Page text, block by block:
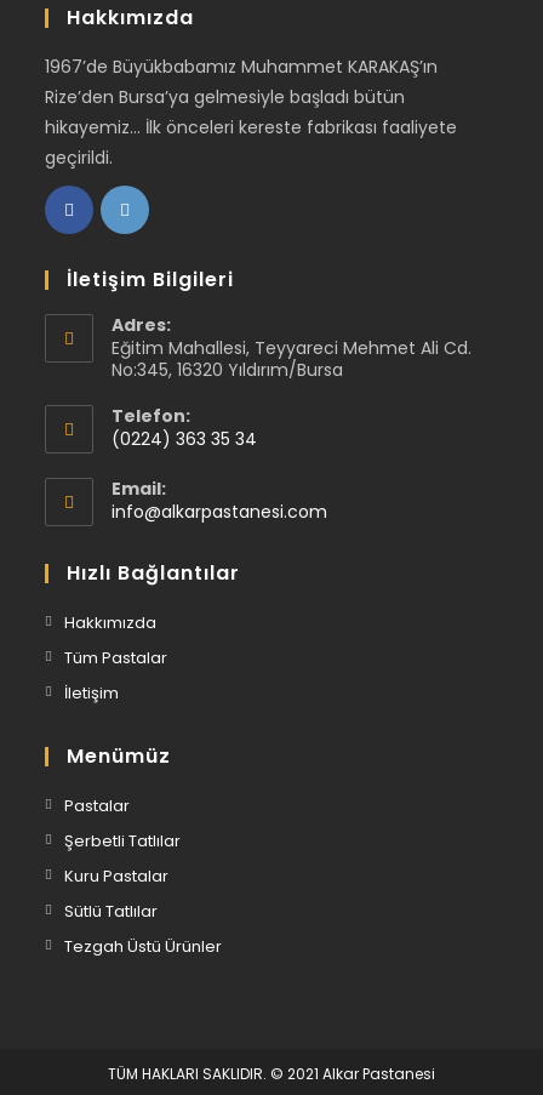
Hakkımızda
1967’de Büyükbabamız Muhammet KARAKAŞ’ın
Rize’den Bursa’ya gelmesiyle başladı bütün
hikayemiz… İlk önceleri kereste fabrikası faaliyete
geçirildi.
İletişim Bilgileri
Adres:
Eğitim Mahallesi, Teyyareci Mehmet Ali Cd.
No:345, 16320 Yıldırım/Bursa
Telefon:
(0224) 363 35 34
Email:
info@alkarpastanesi.com
Hızlı Bağlantılar
Hakkımızda
Tüm Pastalar
İletişim
Menümüz
Pastalar
Şerbetli Tatlılar
Kuru Pastalar
Sütlü Tatlılar
Tezgah Üstü Ürünler
TÜM HAKLARI SAKLIDIR. © 2021 Alkar Pastanesi